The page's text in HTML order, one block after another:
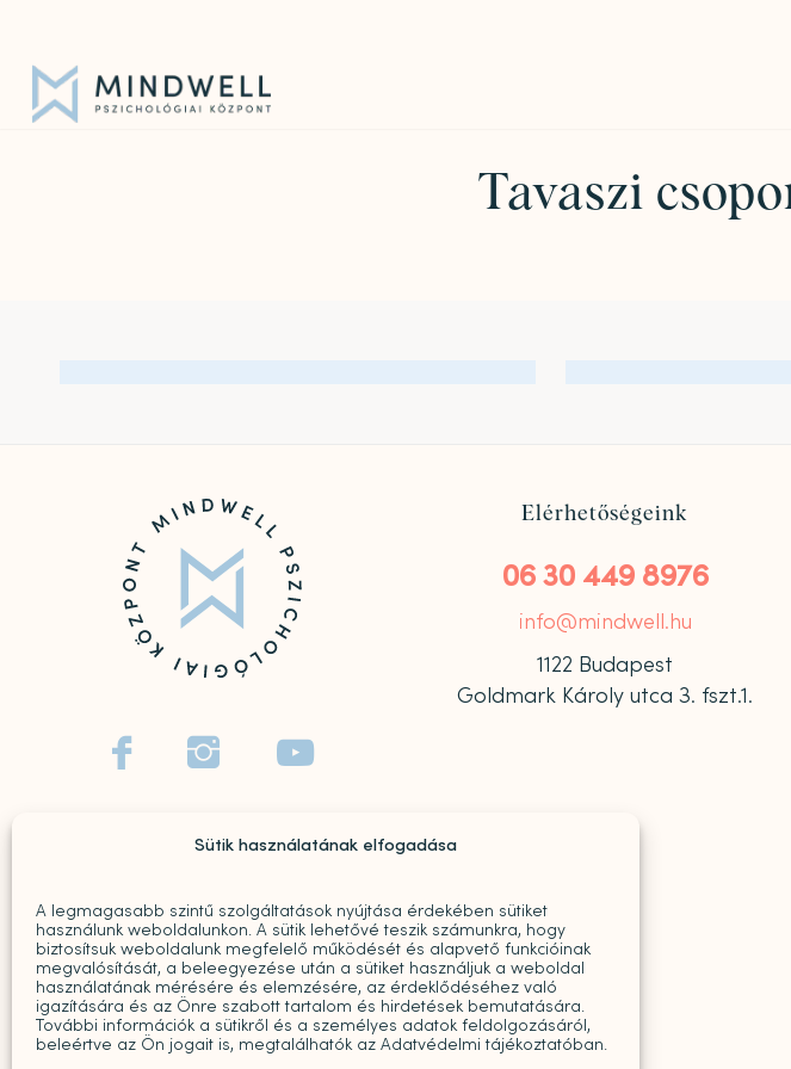
Sütik használatának elfogadása
A legmagasabb szintű szolgáltatások nyújtása érdekében sütiket
használunk weboldalunkon. A sütik lehetővé teszik számunkra, hogy
biztosítsuk weboldalunk megfelelő működését és alapvető funkcióinak
megvalósítását, a beleegyezése után a sütiket használjuk a weboldal
használatának mérésére és elemzésére, az érdeklődéséhez való
igazítására és az Önre szabott tartalom és hirdetések bemutatására.
További információk a sütikről és a személyes adatok feldolgozásáról,
beleértve az Ön jogait is, megtalálhatók az Adatvédelmi tájékoztatóban.
Tavaszi
  
Elérhetőségeink
06 30 449 8976
info@mindwell.hu
1122 Budapest
Goldmark Károly utca 3. fszt.1.